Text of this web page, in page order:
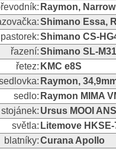
Raymon,
Shimano Essa,
pastorek:Shimano CS-
řazení:Shimano SL-
řetez: KMC e8S
Raymon,
sedlo: Raymon MIMA
stojánek: Ursus MOOI
světla: Litemove
blatníky:Curana Apollo